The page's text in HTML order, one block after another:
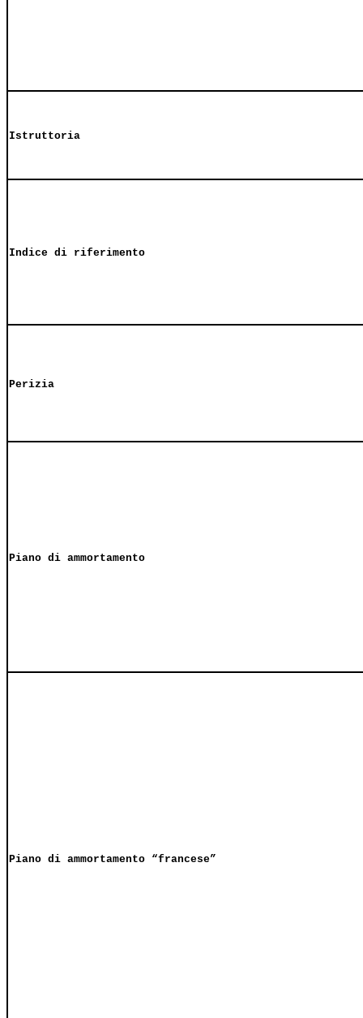
Istruttoria
Indice di riferimento
Perizia
Piano di ammortamento
Piano di ammortamento “francese”